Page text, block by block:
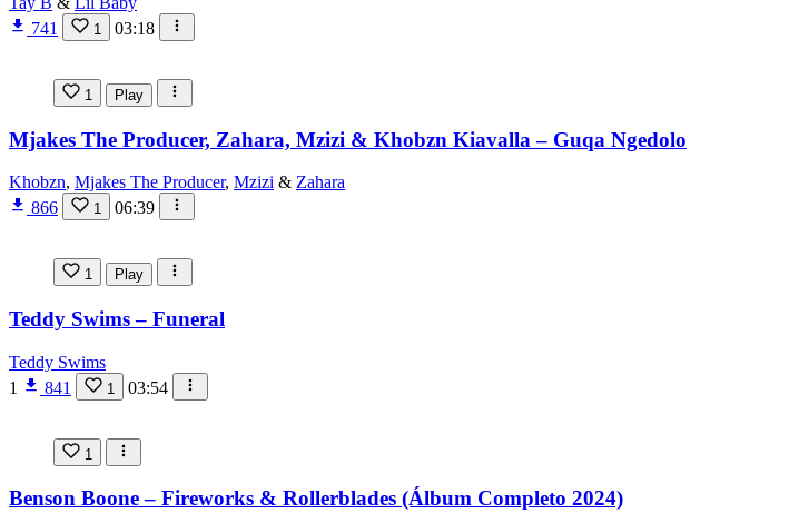
741
1 03:18
1 Play
Mjakes The Producer, Zahara, Mzizi & Khobzn Kiavalla – Guqa Ngedolo
Khobzn, Mjakes The Producer, Mzizi & Zahara
866
1 06:39
1 Play
Teddy Swims – Funeral
Teddy Swims
1
841 1 03:54
1
Benson Boone – Fireworks & Rollerblades (Álbum Completo 2024)